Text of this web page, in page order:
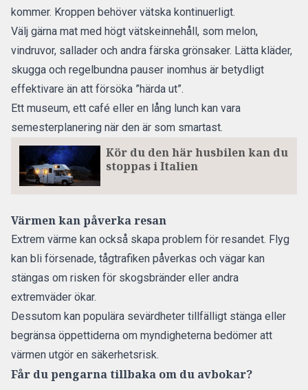
kommer. Kroppen behöver vätska kontinuerligt.
Välj gärna mat med högt vätskeinnehåll, som melon,
vindruvor, sallader och andra färska grönsaker. Lätta kläder,
skugga och regelbundna pauser inomhus är betydligt
effektivare än att försöka ”härda ut”.
Ett museum, ett café eller en lång lunch kan vara
semesterplanering när den är som smartast.
Kör du den här husbilen kan du
stoppas i Italien
Värmen kan påverka resan
Extrem värme kan också skapa problem för resandet. Flyg
kan bli försenade, tågtrafiken påverkas och vägar kan
stängas om risken för skogsbränder eller andra
extremväder ökar.
Dessutom kan populära sevärdheter tillfälligt stänga eller
begränsa öppettiderna om myndigheterna bedömer att
värmen utgör en säkerhetsrisk.
Får du pengarna tillbaka om du avbokar?